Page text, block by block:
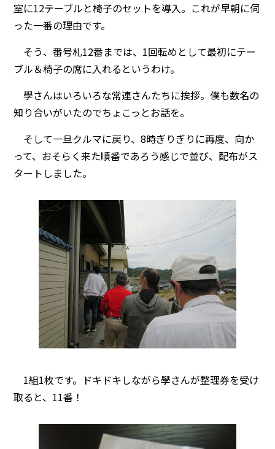
室に12テーブルと椅子のセットを導入。これが早朝に伺
った一番の理由です。
そう、番号札12番までは、1回転めとして最初にテー
ブル＆椅子の席に入れるというわけ。
學さんはいろいろな常連さんたちに挨拶。僕も数名の
知り合いがいたのでちょこっとお話を。
そして一旦クルマに戻り、8時ぎりぎりに再度、向か
って、おそらく来た順番であろう感じで並び、配布がス
タートしました。
1組1枚です。ドキドキしながら學さんが整理券を受け
取ると、11番！